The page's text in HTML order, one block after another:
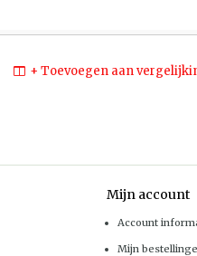
+ Toevoegen aan
Mijn account
Account
Mijn